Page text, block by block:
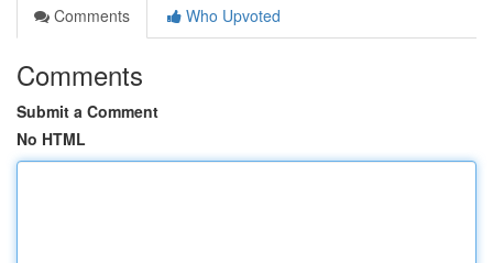
Comments
Who Upvoted
Comments
Submit a Comment
No HTML